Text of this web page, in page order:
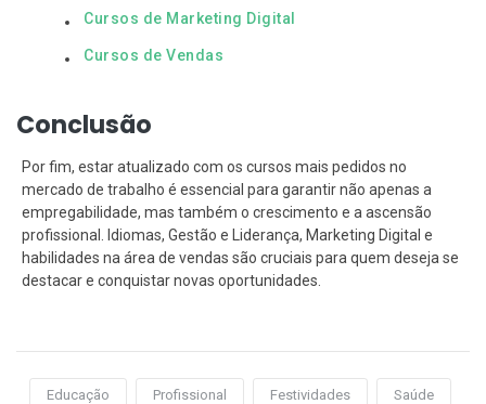
Cursos de Marketing Digital
Cursos de Vendas
Conclusão
Por fim, estar atualizado com os cursos mais pedidos no
mercado de trabalho é essencial para garantir não apenas a
empregabilidade, mas também o crescimento e a ascensão
profissional. Idiomas, Gestão e Liderança, Marketing Digital e
habilidades na área de vendas são cruciais para quem deseja se
destacar e conquistar novas oportunidades.
Educação Profissional Festividades Saúde